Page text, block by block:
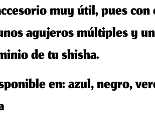
muy útil, pues
agujeros múltiples y
de tu shisha.
en: azul, negro,